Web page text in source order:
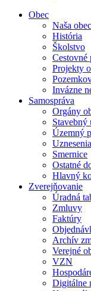
Obec
Naša obec
História
Školstvo
Cestovné
Projekty
Invázne
Samospráva
Orgány
Stavebný
Územný
Uznesenia
Smernice
Ostatné
Hlavný
Zverejňovanie
Úradná
Zmluvy
Faktúry
Archív
Verejné
VZN
Digitálne